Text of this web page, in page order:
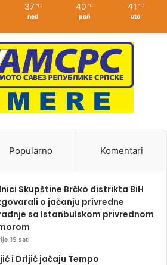
37 ℃
ned
40 ℃
pon
41 ℃
uto
Popularno Komentari
Skupštine Brčko distrikta BiH
o jačanju privredne
sa Istanbulskom privrednom
19 sati
i Drljić jačaju Tempo